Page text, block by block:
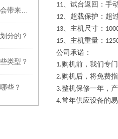
分的？
类型？
些？
11、试台返回：手
12、超载保护：超
13、主机尺寸：
15、主机重量：
公司承诺：
1.购机前，我们专
2.购机后，将免费
3.整机保修一年，
4.常年供应设备的